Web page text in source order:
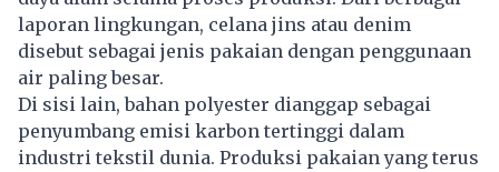
laporan lingkungan, celana jins atau denim
disebut sebagai jenis pakaian dengan penggunaan
air paling besar.
Di sisi lain, bahan polyester dianggap sebagai
penyumbang emisi karbon tertinggi dalam
industri tekstil dunia. Produksi pakaian yang terus